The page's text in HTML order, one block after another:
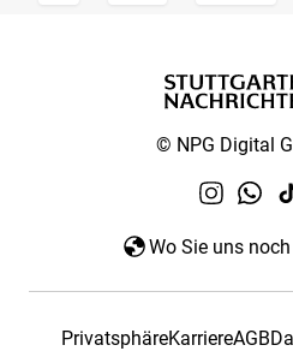
© NPG Digital
Wo Sie uns
PrivatsphäreKarriereAGB